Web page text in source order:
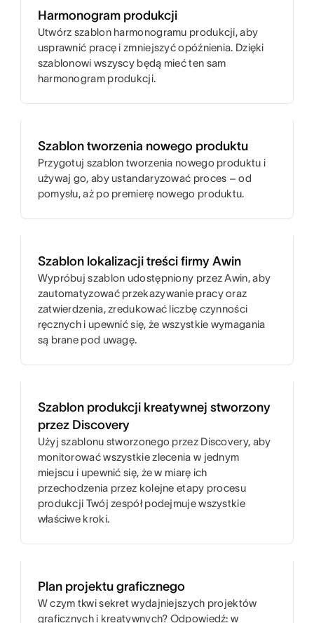
Harmonogram produkcji
Utwórz szablon harmonogramu produkcji, aby
usprawnić pracę i zmniejszyć opóźnienia. Dzięki
szablonowi wszyscy będą mieć ten sam
harmonogram produkcji.
Szablon tworzenia nowego produktu
Przygotuj szablon tworzenia nowego produktu i
używaj go, aby ustandaryzować proces – od
pomysłu, aż po premierę nowego produktu.
Szablon lokalizacji treści firmy Awin
Wypróbuj szablon udostępniony przez Awin, aby
zautomatyzować przekazywanie pracy oraz
zatwierdzenia, zredukować liczbę czynności
ręcznych i upewnić się, że wszystkie wymagania
są brane pod uwagę.
Szablon produkcji kreatywnej stworzony
przez Discovery
Użyj szablonu stworzonego przez Discovery, aby
monitorować wszystkie zlecenia w jednym
miejscu i upewnić się, że w miarę ich
przechodzenia przez kolejne etapy procesu
produkcji Twój zespół podejmuje wszystkie
właściwe kroki.
Plan projektu graficznego
W czym tkwi sekret wydajniejszych projektów
graficznych i kreatywnych? Odpowiedź: w